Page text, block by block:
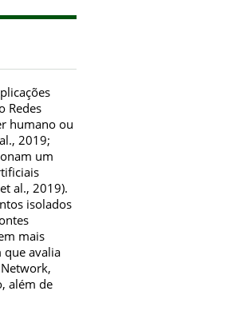
Redes
humano ou
2019;
um
al., 2019).
isolados
mais
que avalia
além de